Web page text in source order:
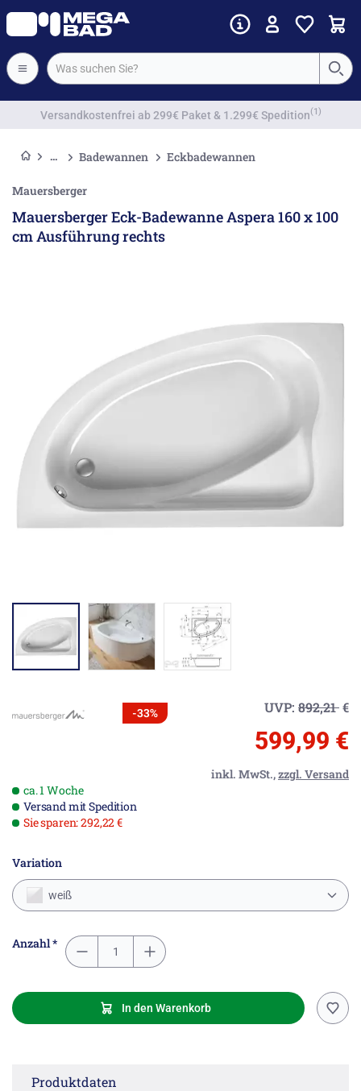
Vorkassenrabatt
Badewannen Eckbadewannen
Mauersberger
Mauersberger Eck-Badewanne Aspera 160 x 100
cm Ausführung rechts
-33% UVP: 892,21€
599,99 €
inkl. MwSt.,zzgl. Versand
ca. 1 Woche
Versand mit Spedition
Sie sparen: 292,22 €
Variation
weiß
Anzahl *
In den Warenkorb
Produktdaten